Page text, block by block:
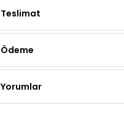
Teslimat
Ödeme
Yorumlar